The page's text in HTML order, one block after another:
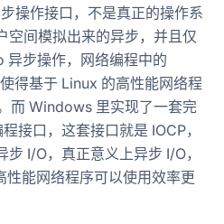
操作接口，不是真正的操作系
空间模拟出来的异步，并且仅
异步操作，网络编程中的
得基于 Linux 的高性能网络程
而 Windows 里实现了一套完
接口，这套接口就是 IOCP，
I/O，真正意义上异步 I/O，
能网络程序可以使用效率更